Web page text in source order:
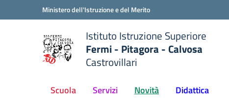
Vai ai contenuti
Vai al menu di navigazioneMinistero dell'Istruzione e del Merito
Istituto Istruzione Superiore
Fermi - Pitagora - Calvosa
Castrovillari
Scuola Servizi Novità Didattica